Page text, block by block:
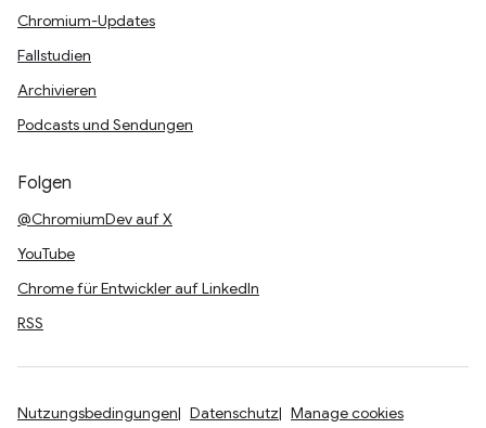
Chromium-Updates
Fallstudien
Archivieren
Podcasts und Sendungen
Folgen
@ChromiumDev auf X
YouTube
Chrome für Entwickler auf LinkedIn
RSS
Nutzungsbedingungen Datenschutz Manage cookies